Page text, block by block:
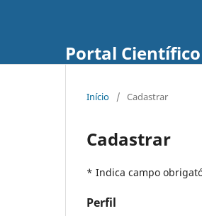
Portal
Início / Cadastrar
Cadastrar
* Indica campo
Perfil